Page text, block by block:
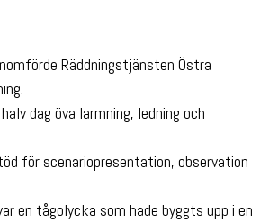
Räddningstjänsten Östra
dag öva larmning, ledning och
för scenariopresentation, observation
en tågolycka som hade byggts upp i en